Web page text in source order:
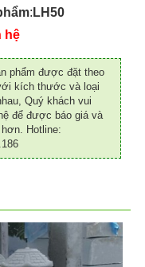
: LH50
hệ
phẩm được đặt theo
kích thước và loại
Quý khách vui
để được báo giá và
Hotline: